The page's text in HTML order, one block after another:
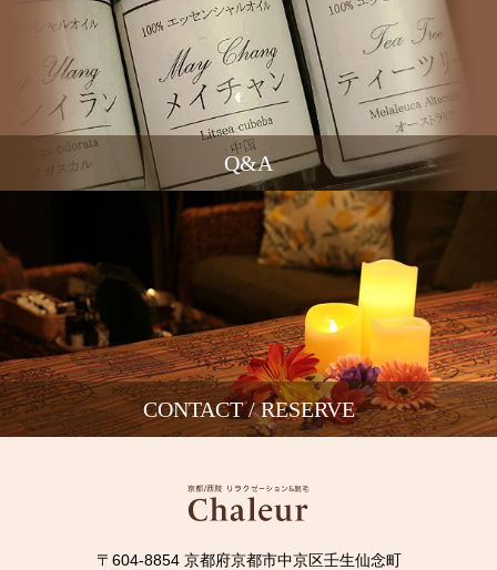
Q&A
CONTACT / RESERVE
〒604-8854 京都府京都市中京区壬生仙念町